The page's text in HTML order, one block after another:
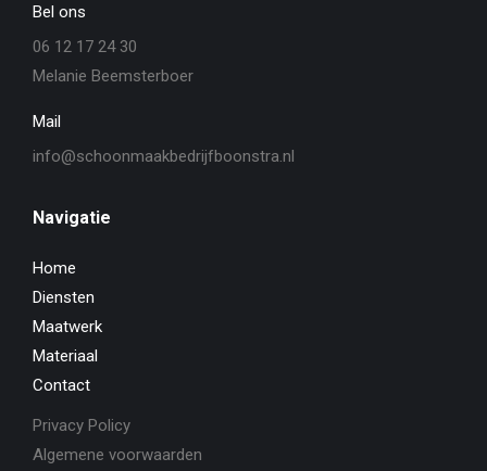
Bel ons
06 12 17 24 30
Melanie Beemsterboer
Mail
info@schoonmaakbedrijfboonstra.nl
Navigatie
Home
Diensten
Maatwerk
Materiaal
Contact
Privacy Policy
Algemene voorwaarden